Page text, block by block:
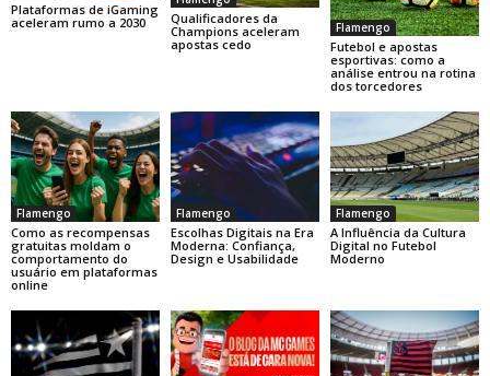
Plataformas de iGaming
aceleram rumo a 2030
Qualificadores da
Champions aceleram
apostas cedo
Flamengo
Futebol e apostas
esportivas: como a
análise entrou na rotina
dos torcedores
Flamengo
Como as recompensas
gratuitas moldam o
comportamento do
usuário em plataformas
online
Flamengo
Escolhas Digitais na Era
Moderna: Confiança,
Design e Usabilidade
Flamengo
A Influência da Cultura
Digital no Futebol
Moderno